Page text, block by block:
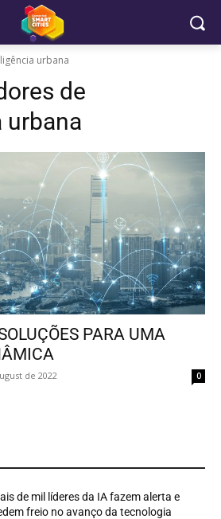
urbana
de
urbana
PARA UMA
de 2022 0
de mil líderes da IA fazem alerta e
freio no avanço da tecnologia